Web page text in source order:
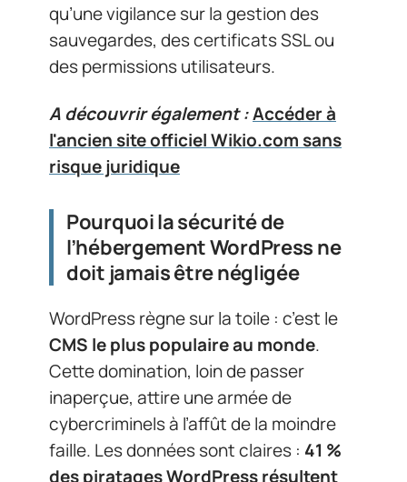
qu’une vigilance sur la gestion des
sauvegardes, des certificats SSL ou
des permissions utilisateurs.
A découvrir également :Accéder à
l'ancien site officiel Wikio.com sans
risque juridique
Pourquoi la sécurité de
l’hébergement WordPress ne
doit jamais être négligée
WordPress règne sur la toile : c’est le
CMS le plus populaire au monde.
Cette domination, loin de passer
inaperçue, attire une armée de
cybercriminels à l’affût de la moindre
faille. Les données sont claires : 41 %
des piratages WordPress résultent